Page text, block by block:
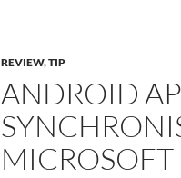
REVIEW,TIP
ANDROID